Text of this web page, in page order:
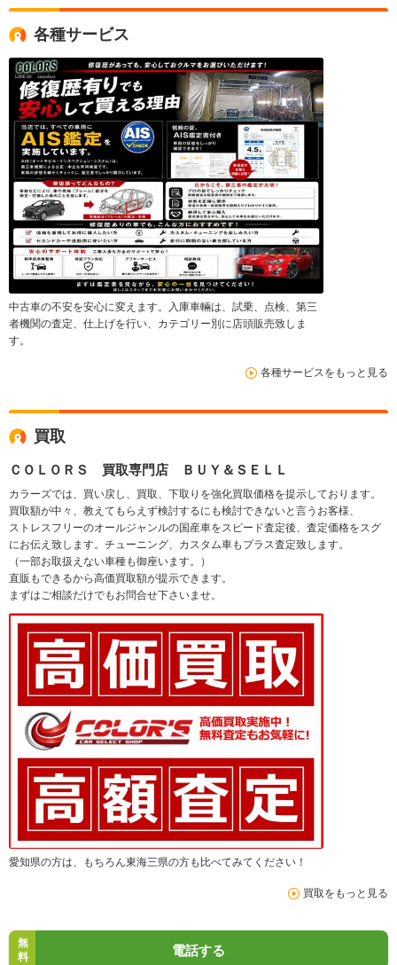
各種サービス
中古車の不安を安心に変えます。入庫車輛は、試乗、点検、第三
者機関の査定、仕上げを行い、カテゴリー別に店頭販売致しま
す。
各種サービスをもっと見る
買取
ＣＯＬＯＲＳ 買取専門店 ＢＵＹ＆ＳＥＬＬ
カラーズでは、買い戻し、買取、下取りを強化買取価格を提示しております。
買取額が中々、教えてもらえず検討するにも検討できないと言うお客様、
ストレスフリーのオールジャンルの国産車をスピード査定後、査定価格をスグ
にお伝え致します。チューニング、カスタム車もプラス査定致します。
（一部お取扱えない車種も御座います。）
直販もできるから高価買取額が提示できます。
まずはご相談だけでもお問合せ下さいませ。
愛知県の方は、もちろん東海三県の方も比べてみてください！
買取をもっと見る
無
料
電話する